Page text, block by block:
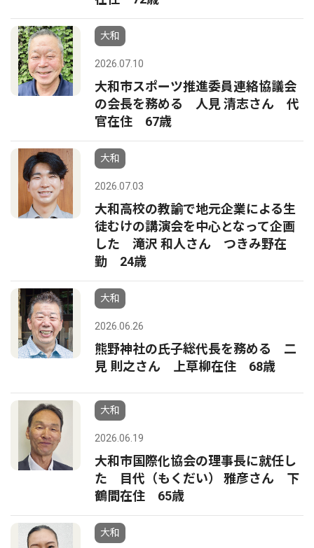
大和
2026.07.10
大和市スポーツ推進委員連絡協議会
の会長を務める 人見 清志さん 代
官在住 67歳
大和
2026.07.03
大和高校の教諭で地元企業による生
徒むけの講演会を中心となって企画
した 滝沢 和人さん つきみ野在
勤 24歳
大和
2026.06.26
熊野神社の氏子総代長を務める 二
見 則之さん 上草柳在住 68歳
大和
2026.06.19
大和市国際化協会の理事長に就任し
た 目代（もくだい） 雅彦さん 下
鶴間在住 65歳
大和